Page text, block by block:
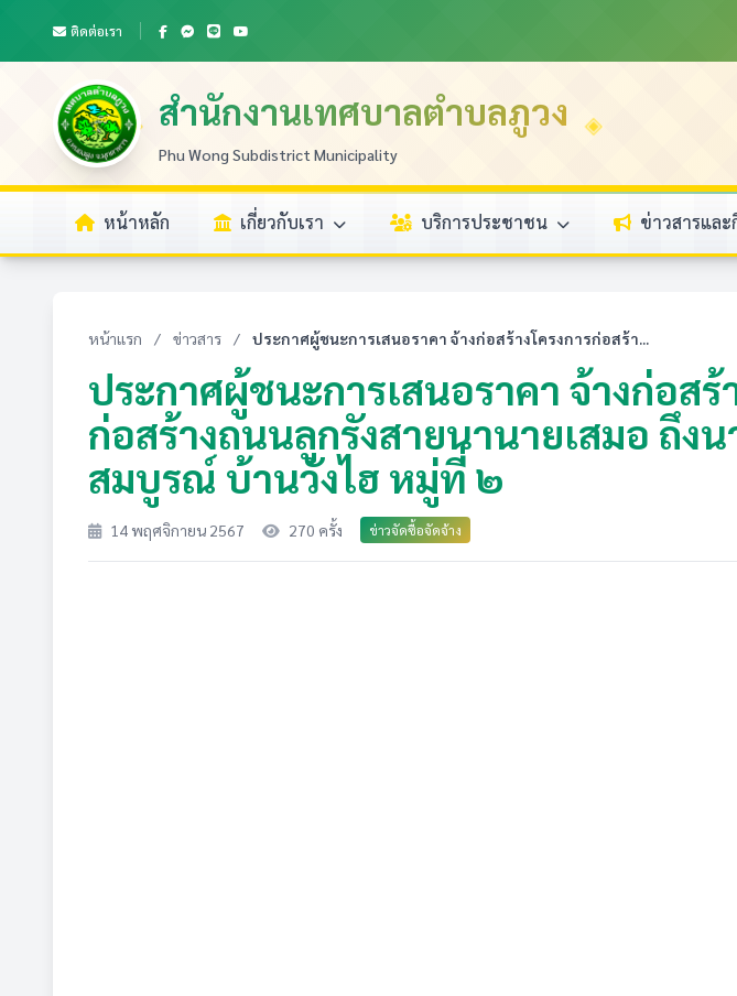
ติดต่อเรา
สำนักงานเทศบาลตำบลภูวง
Phu Wong Subdistrict Municipality
หน้าหลัก เกี่ยวกับเรา บริการประชาชน ข่าวสารและ
หน้าแรก / ข่าวสาร / ประกาศผู้ชนะการเสนอราคา จ้างก่อสร้างโครงการก่อสร้า...
ประกาศผู้ชนะการเสนอราคา จ้างก่อสร้
ก่อสร้างถนนลูกรังสายนานายเสมอ ถึง
สมบูรณ์ บ้านวังไฮ หมู่ที่ ๒
14 พฤศจิกายน 2567 270 ครั้ง ข่าวจัดซื้อจัดจ้าง